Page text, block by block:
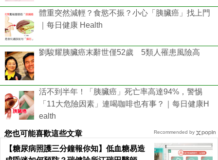
體重突然減輕？食慾不振？小心「胰臟癌」找上門
｜每日健康 Health
劉駿耀胰臟癌末辭世僅52歲 5類人罹患風險高
活不到半年！「胰臟癌」死亡率高達94%，警惕
「11大危險因素」連喝咖啡也有事？｜每日健康H
ealth
您也可能喜歡這些文章
【糖尿病照護三分鐘報你知】低血糖易造
Recommended by